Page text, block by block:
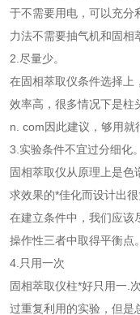
于不需要用电，可以充分
力法不需要抽气机和固相
2.尽量少。
在固相萃取仪条件选择上
效率高，很多情况下是柱
n. com因此建议，够用就
3.实验条件不宜过分细化。
固相萃取仪从原理上是
求效果的*佳化而设计出很
在建立条件中，我们应该
操作性三者中取得平衡点。
4.只用一次
固相萃取仪柱*好只用一.
过重复利用的实验，但是